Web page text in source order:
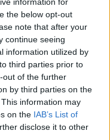
the below opt-out
note that after your
continue seeing
information utilized by
third parties prior to
out of the further
by third parties on the
information may
on the IAB’s List of
disclose it to other
egyetértek.
pénzt rá az EU,